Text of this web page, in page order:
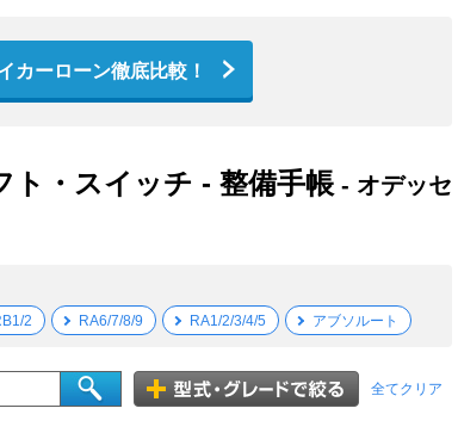
カーローン徹底比較！
ト・スイッチ - 整備手帳 - オデッセ
2 RA6/7/8/9 RA1/2/3/4/5 アブソルート
全てクリア